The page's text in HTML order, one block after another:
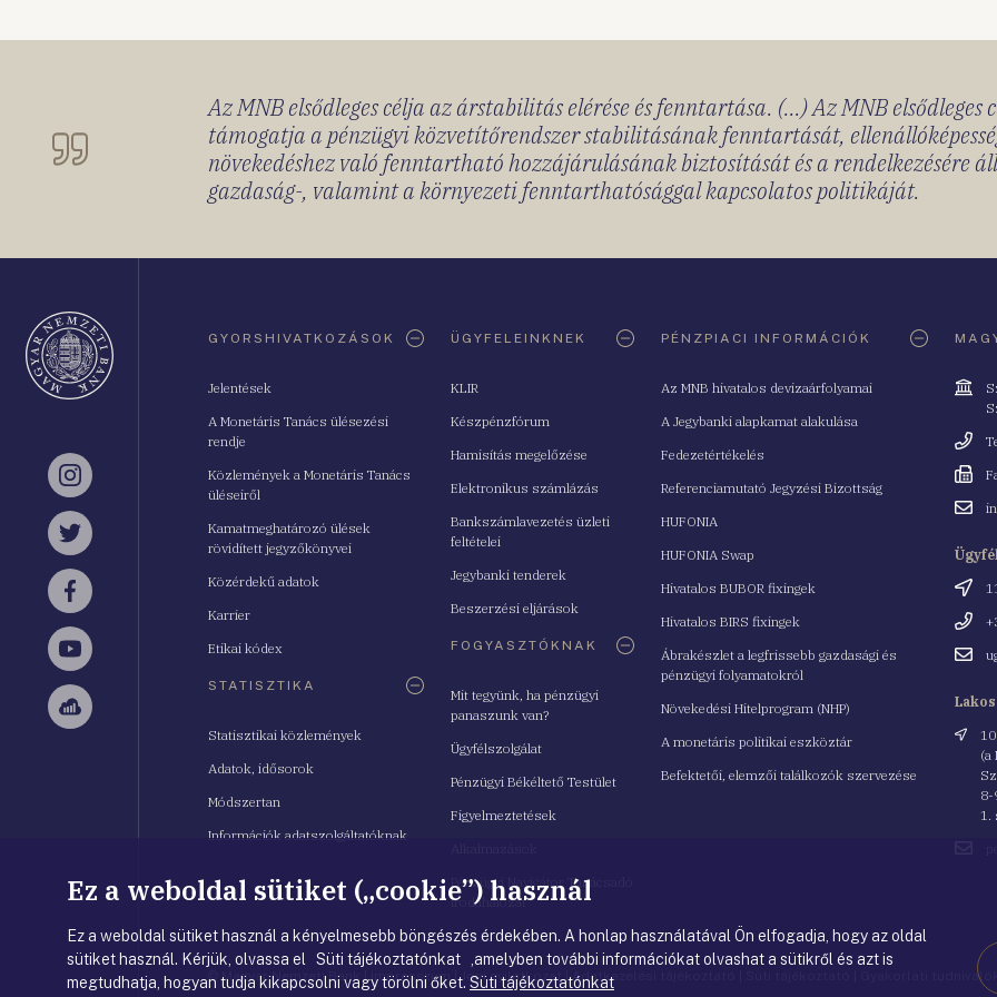
Az MNB elsődleges célja az árstabilitás elérése és fenntartása. (...) Az MNB elsődleges
támogatja a pénzügyi közvetítőrendszer stabilitásának fenntartását,
növekedéshez való fenntartható hozzájárulásának biztosítását és a rendelkezésére
gazdaság-, valamint a környezeti fenntarthatósággal kapcsolatos politikáját.
Instagram
Twitter
Facebook
YouTube
Sellsy
GYORSHIVATKOZÁSOK
Jelentések
A Monetáris Tanács ülésezési
rendje
Közlemények a Monetáris Tanács
üléseiről
Kamatmeghatározó ülések
rövidített jegyzőkönyvei
Közérdekű adatok
Karrier
Etikai kódex
STATISZTIKA
Statisztikai közlemények
Adatok, idősorok
Módszertan
Információk adatszolgáltatóknak
ÜGYFELEINKNEK
KLIR
Készpénzfórum
Hamisítás megelőzése
Elektronikus számlázás
Bankszámlavezetés üzleti
feltételei
Jegybanki tenderek
Beszerzési eljárások
FOGYASZTÓKNAK
Mit tegyünk, ha pénzügyi
panaszunk van?
Ügyfélszolgálat
Pénzügyi Békéltető Testület
Figyelmeztetések
Pénzügyi Navigátor Tanácsadó
Irodahálózat
PÉNZPIACI INFORMÁCIÓK
Az MNB hivatalos devizaárfolyamai
A Jegybanki alapkamat alakulása
Fedezetértékelés
Referenciamutató Jegyzési Bizottság
HUFONIA
HUFONIA Swap
Hivatalos BUBOR fixingek
Hivatalos BIRS fixingek
Ábrakészlet a legfrissebb gazdasági és
pénzügyi folyamatokról
Növekedési Hitelprogram (NHP)
A monetáris politikai eszköztár
Befektetői, elemzői találkozók szervezése
Cím
Fax
Email
Cím
Email
Cím
(a
8-
1.
© Magyar Nemzeti Bank |Impresszum |Jogi nyilatkozat|Adatkezelési tájékoztató Gyakorlati
Ez a weboldal sütiket („cookie”) használ
Ez a weboldal sütiket használ a kényelmesebb böngészés érdekében. A honlap használatával Ön elfogadja, hogy az oldal
sütiket használ. Kérjük, olvassa el Süti tájékoztatónkat ,amelyben további információkat olvashat a sütikről és azt is
megtudhatja, hogyan tudja kikapcsolni vagy törölni őket. Süti tájékoztatónkat